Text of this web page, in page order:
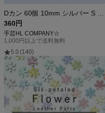
360円
手芸HL COMPANY☆
1,000円以上で送料無料
5.0 (140)